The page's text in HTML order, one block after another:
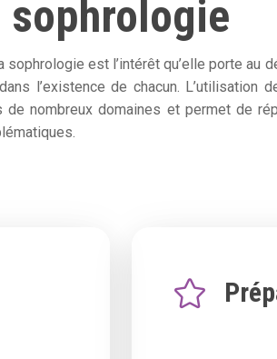
sophrologie
sophrologie est l’intérêt qu’elle porte au
l’existence de chacun. L’utilisation
de nombreux domaines et permet de